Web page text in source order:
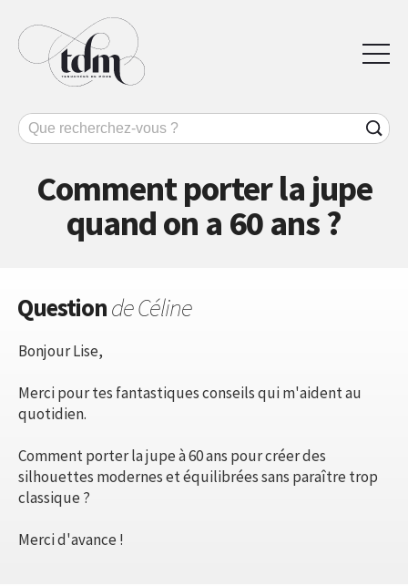
Comment porter la jupe
quand on a 60 ans ?
Questionde Céline
Bonjour Lise,
Merci pour tes fantastiques conseils qui m'aident au
quotidien.
Comment porter la jupe à 60 ans pour créer des
silhouettes modernes et équilibrées sans paraître trop
classique ?
Merci d'avance !